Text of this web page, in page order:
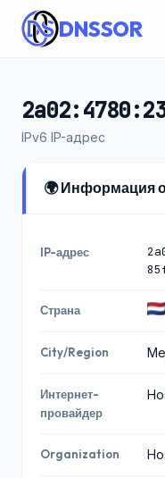
DNSSOR
IPv6 IP-адрес
🌍 Информация
IP-адрес
Страна
City/Region
Интернет-
провайдер
Organization